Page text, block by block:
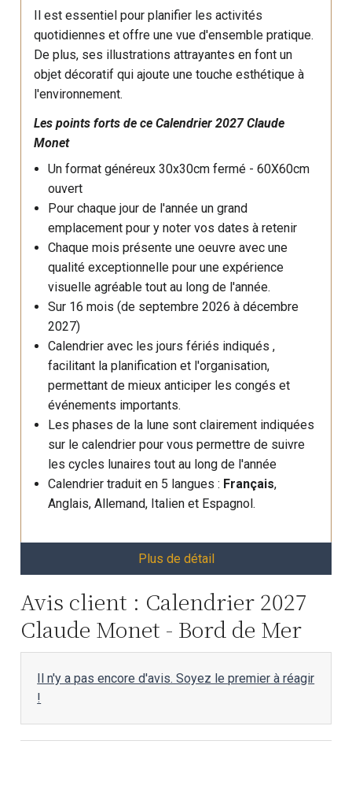
Il est essentiel pour planifier les activités
quotidiennes et offre une vue d'ensemble pratique.
De plus, ses illustrations attrayantes en font un
objet décoratif qui ajoute une touche esthétique à
l'environnement.
Les points forts de ceCalendrier 2027Claude
Monet
Un format généreux 30x30cm fermé - 60X60cm
ouvert
Pour chaque jour de l'année un grand
emplacement pour y noter vos dates à retenir
Chaque mois présente une oeuvre avec une
qualité exceptionnelle pour une expérience
visuelle agréable tout au long de l'année.
Sur 16 mois (de septembre 2026 à décembre
2027)
Calendrier avec les jours fériés indiqués ,
facilitant la planification et l'organisation,
permettant de mieux anticiper les congés et
événements importants.
Les phases de la lune sont clairement indiquées
sur le calendrier pour vous permettre de suivre
les cycles lunaires tout au long de l'année
Calendrier traduit en 5 langues : Français,
Anglais, Allemand, Italien et Espagnol.
Plus de détail
Avis client : Calendrier 2027
Claude Monet - Bord de Mer
Il n'y a pas encore d'avis. Soyez le premier à réagir
!